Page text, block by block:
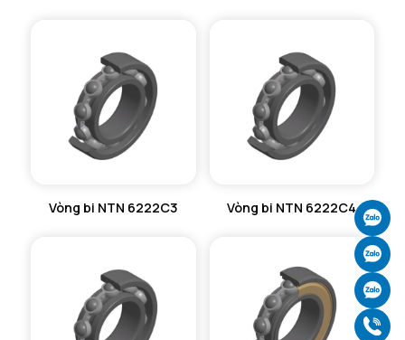
Vòng bi NTN 6222C3 Vòng bi NTN 6222C4